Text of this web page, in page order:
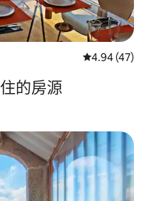
從 47 則評價
4.94 (47)
的房源